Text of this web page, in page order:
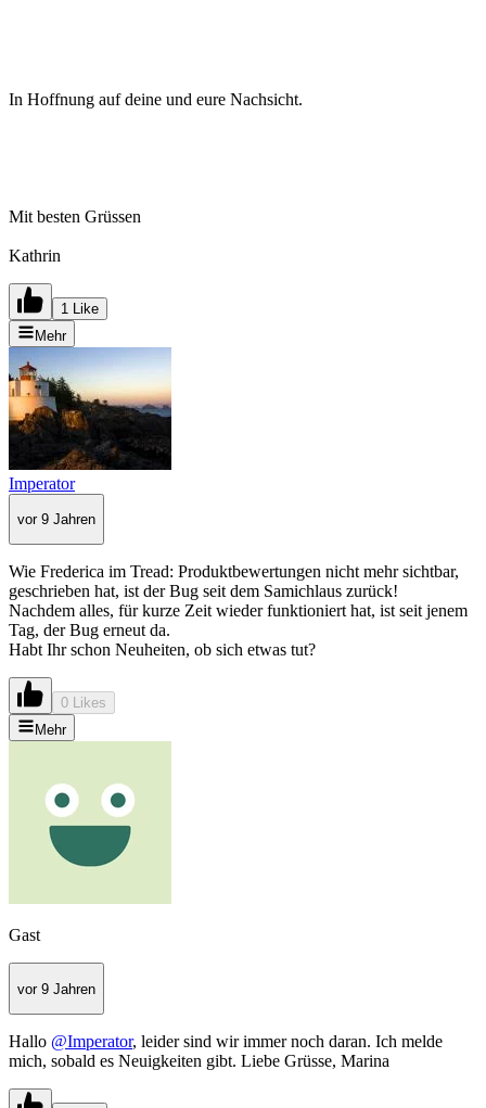
In Hoffnung auf deine und eure Nachsicht.
Mit besten Grüssen
Kathrin
1 Like
Mehr
Imperator
vor 9 Jahren
Wie Frederica im Tread: Produktbewertungen nicht mehr sichtbar,
geschrieben hat, ist der Bug seit dem Samichlaus zurück!
Nachdem alles, für kurze Zeit wieder funktioniert hat, ist seit jenem
Tag, der Bug erneut da.
Habt Ihr schon Neuheiten, ob sich etwas tut?
0 Likes
Mehr
Gast
vor 9 Jahren
Hallo @Imperator, leider sind wir immer noch daran. Ich melde
mich, sobald es Neuigkeiten gibt. Liebe Grüsse, Marina